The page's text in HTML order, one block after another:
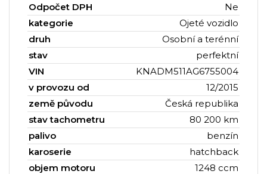
Odpočet DPH
Ne
kategorie
Ojeté vozidlo
druh
Osobní a terénní
stav
perfektní
VIN
KNADM511AG6755004
v provozu od
12/2015
země původu
Česká republika
stav tachometru
80 200 km
palivo
benzín
karoserie
hatchback
objem motoru
1248 ccm